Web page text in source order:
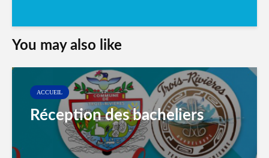
You may also like
ACCUEIL
Réception des bacheliers